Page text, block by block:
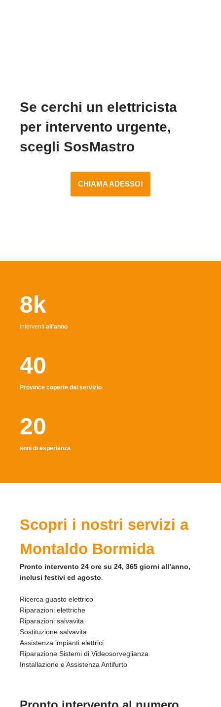
Se cerchi un elettricista
per intervento urgente,
scegli SosMastro
CHIAMA ADESSO!
8k
Interventi all’anno
40
Province coperte dal servizio
20
anni di esperienza
Scopri i nostri servizi a
Montaldo Bormida
Pronto intervento 24 ore su 24, 365 giorni all’anno,
inclusi festivi ed agosto
Ricerca guasto elettrico
Riparazioni elettriche
Riparazioni salvavita
Sostituzione salvavita
Assistenza impianti elettrici
Riparazione Sistemi di Videosorveglianza
Installazione e Assistenza Antifurto